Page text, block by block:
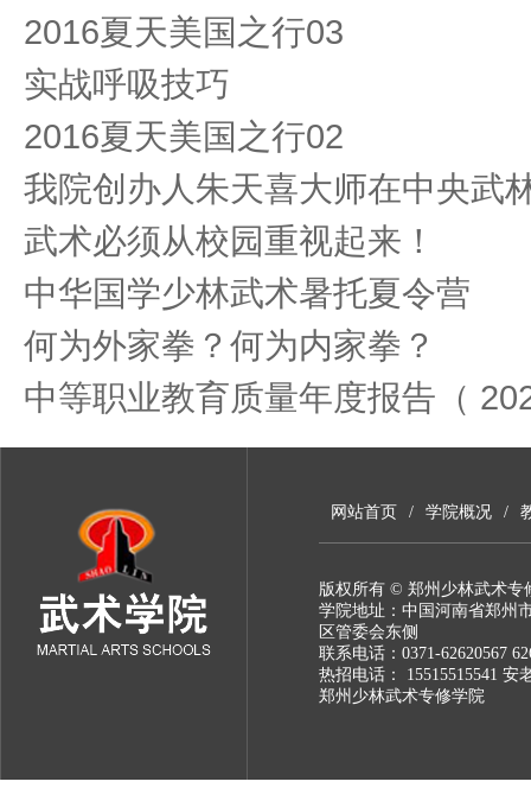
2016夏天美国之行03
实战呼吸技巧
2016夏天美国之行02
我院创办人朱天喜大师在中央武
武术必须从校园重视起来！
中华国学少林武术暑托夏令营
何为外家拳？何为内家拳？
中等职业教育质量年度报告（
网站首页 / 学院概况 /
版权所有 © 郑州少林武术专
学院地址：中国河南省郑州
区管委会东侧
联系电话：0371-62620567
热招电话： 15515515541 安
郑州少林武术专修学院